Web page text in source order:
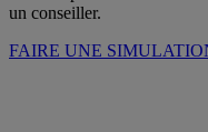
un conseiller.
FAIRE UNE